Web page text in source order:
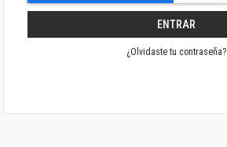
ENTRAR
¿Olvidaste tu contraseña?